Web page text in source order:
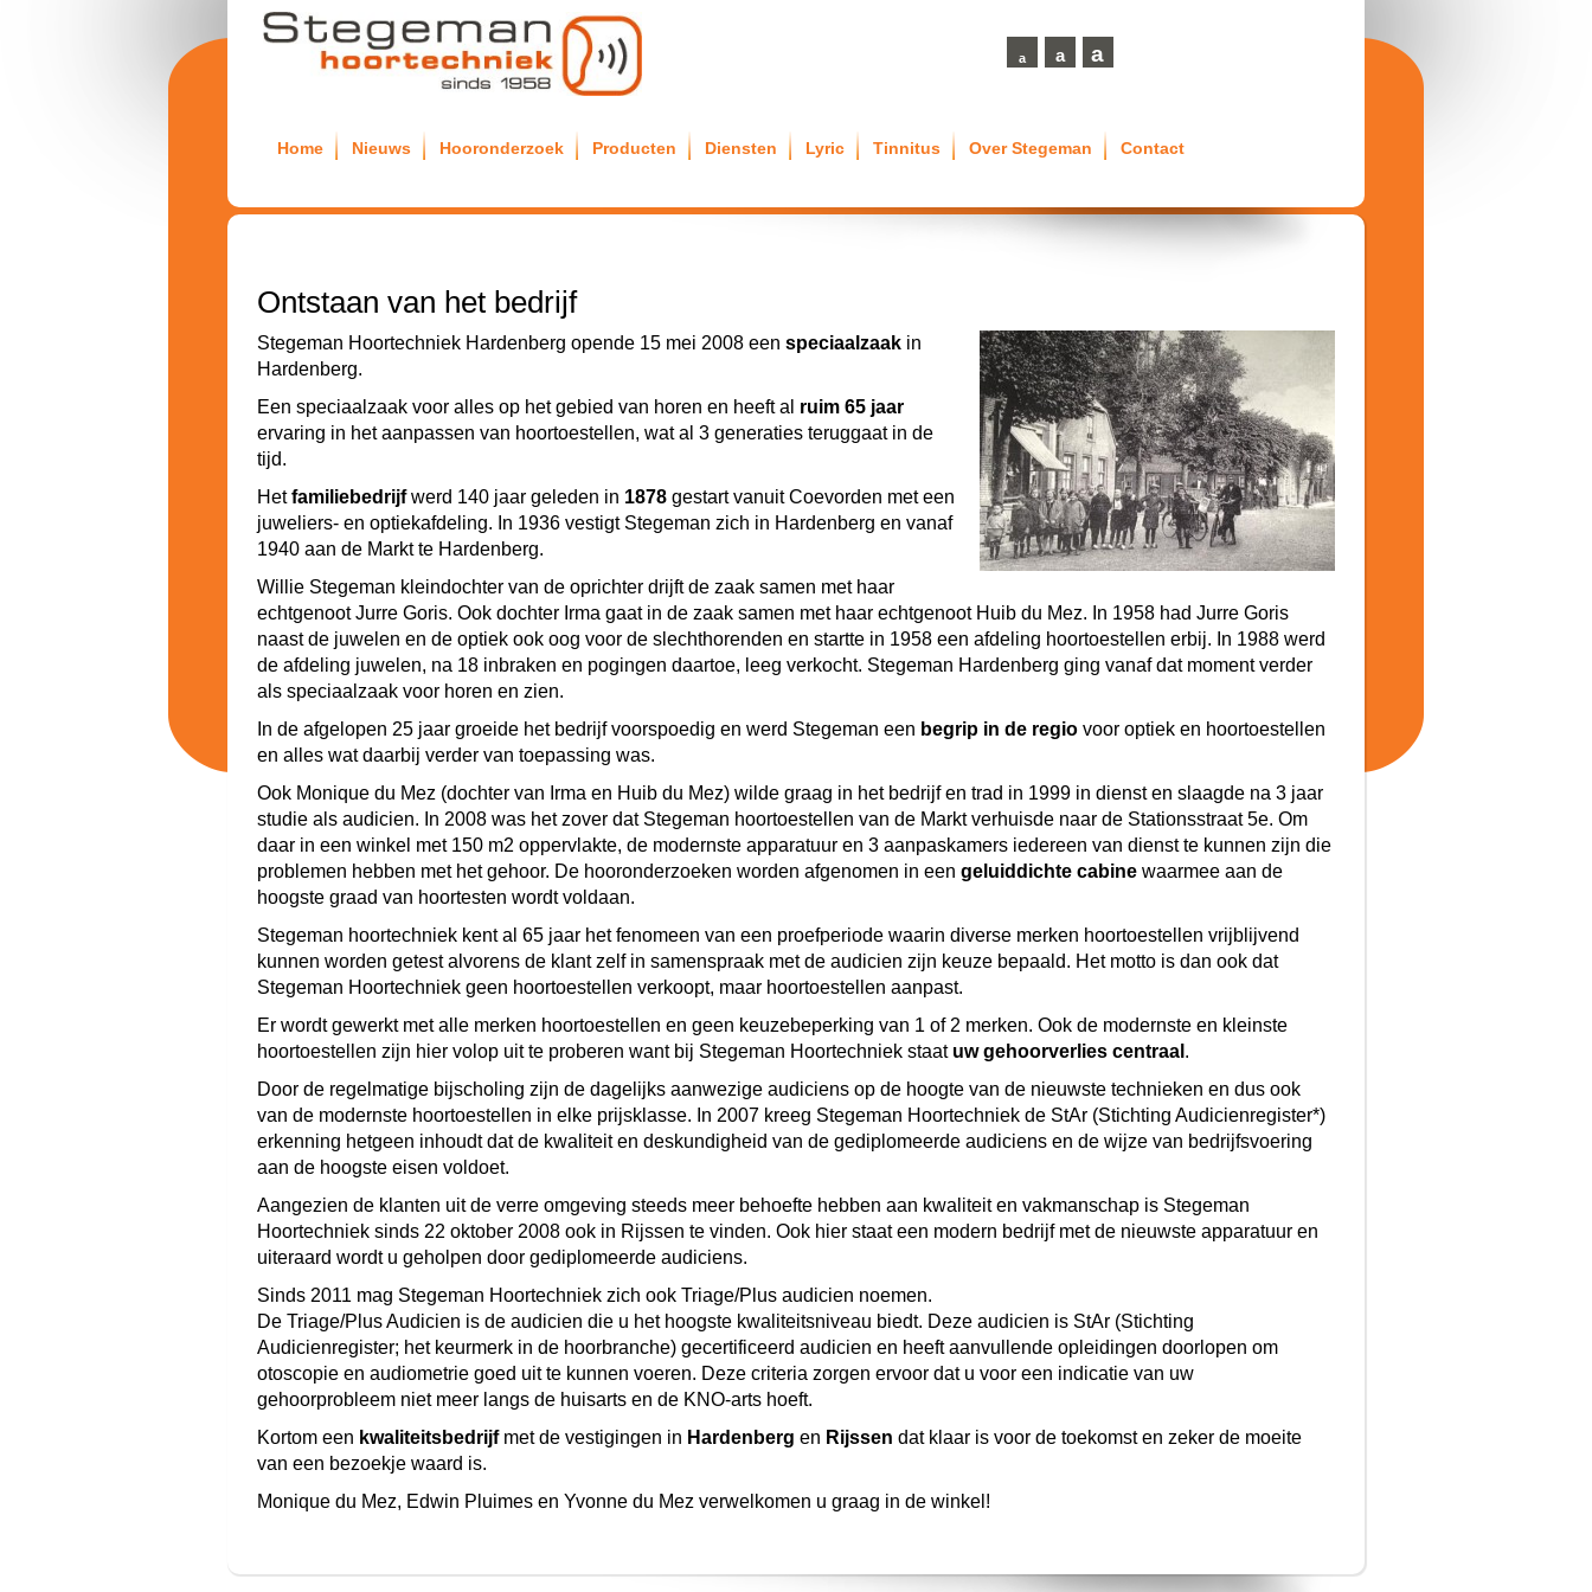
a a a
Home Nieuws Hooronderzoek Producten Diensten Lyric Tinnitus Over Stegeman Contact
Ontstaan van het bedrijf
Stegeman Hoortechniek Hardenberg opende 15 mei 2008 een speciaalzaak in
Hardenberg.
Een speciaalzaak voor alles op het gebied van horen en heeft al ruim 65 jaar
ervaring in het aanpassen van hoortoestellen, wat al 3 generaties teruggaat in de
tijd.
Hetfamiliebedrijfwerd 140 jaar geleden in 1878 gestart vanuit Coevorden met een
juweliers- en optiekafdeling. In 1936 vestigt Stegeman zich in Hardenberg en vanaf
1940 aan de Markt te Hardenberg.
Willie Stegeman kleindochter van de oprichter drijft de zaak samen met haar
echtgenoot Jurre Goris. Ook dochter Irma gaat in de zaak samen met haar echtgenoot Huib du Mez. In 1958 had Jurre Goris
naast de juwelen en de optiek ook oog voor de slechthorenden en startte in 1958 een afdeling hoortoestellen erbij. In 1988 werd
de afdeling juwelen, na 18 inbraken en pogingen daartoe, leeg verkocht. Stegeman Hardenberg ging vanaf dat moment verder
als speciaalzaak voor horen en zien.
In de afgelopen 25 jaar groeide het bedrijf voorspoedig en werd Stegeman een begrip in de regio voor optiek en hoortoestellen
en alles wat daarbij verder van toepassing was.
Ook Monique du Mez (dochter van Irma en Huib du Mez) wilde graag in het bedrijf en trad in 1999 in dienst en slaagde na 3 jaar
studie als audicien. In 2008 was het zover dat Stegeman hoortoestellen van de Markt verhuisde naar de Stationsstraat 5e. Om
daar in een winkel met 150 m2 oppervlakte, de modernste apparatuur en 3 aanpaskamers iedereen van dienst te kunnen zijn die
problemen hebben met het gehoor. De hooronderzoeken worden afgenomen in een geluiddichte cabine waarmee aan de
hoogste graad van hoortesten wordt voldaan.
Stegeman hoortechniek kent al 65 jaar het fenomeen van een proefperiode waarin diverse merken hoortoestellen vrijblijvend
kunnen worden getest alvorens de klant zelf in samenspraak met de audicien zijn keuze bepaald. Het motto is dan ook dat
Stegeman Hoortechniek geen hoortoestellen verkoopt, maar hoortoestellen aanpast.
Er wordt gewerkt met alle merken hoortoestellen en geen keuzebeperking van 1 of 2 merken. Ook de modernste en kleinste
hoortoestellen zijn hier volop uit te proberen want bij Stegeman Hoortechniek staat uw gehoorverlies centraal .
Door de regelmatige bijscholing zijn de dagelijks aanwezige audiciens op de hoogte van de nieuwste technieken en dus ook
van de modernste hoortoestellen in elke prijsklasse. In 2007 kreeg Stegeman Hoortechniek de StAr (Stichting Audicienregister*)
erkenning hetgeen inhoudt dat de kwaliteit en deskundigheid van de gediplomeerde audiciens en de wijze van bedrijfsvoering
aan de hoogste eisen voldoet.
Aangezien de klanten uit de verre omgeving steeds meer behoefte hebben aan kwaliteit en vakmanschap is Stegeman
Hoortechniek sinds 22 oktober 2008 ook in Rijssen te vinden. Ook hier staat een modern bedrijf met de nieuwste apparatuur en
uiteraard wordt u geholpen door gediplomeerde audiciens.
Sinds 2011 mag Stegeman Hoortechniek zich ook Triage/Plus audicien noemen.
De Triage/Plus Audicien is de audicien die u het hoogste kwaliteitsniveau biedt. Deze audicien is StAr (Stichting
Audicienregister; het keurmerk in de hoorbranche) gecertificeerd audicien en heeft aanvullende opleidingen doorlopen om
otoscopie en audiometrie goed uit te kunnen voeren. Deze criteria zorgen ervoor dat u voor een indicatie van uw
gehoorprobleem niet meer langs de huisarts en de KNO-arts hoeft.
Kortom een kwaliteitsbedrijfmet de vestigingen in Hardenberg en Rijssen dat klaar is voor de toekomst en zeker de moeite
van een bezoekje waard is.
Monique du Mez, Edwin Pluimes en Yvonne du Mez verwelkomen u graag in de winkel!